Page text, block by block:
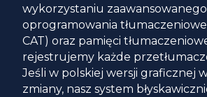
wykorzystaniu zaawansowanego
oprogramowania
CAT) oraz pamięci
rejestrujemy każde
Jeśli w polskiej wersji graficznej
zmiany, nasz system